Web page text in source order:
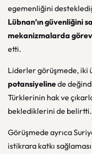
egemenliğini
Lübnan’ın güvenliğini
mekanizmalarda
etti.
Liderler görüşmede, iki
potansiyelinede
Türklerinin hak ve
beklediklerini de belirtti.
Görüşmede ayrıca
istikrara katkı